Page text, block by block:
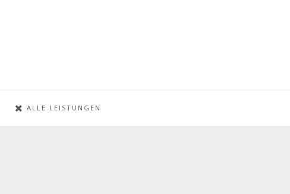
ALLE LEISTUNGEN